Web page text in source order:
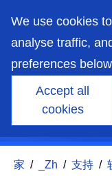
We use cookies
analyse traffic,
preferences
Accept all
cookies
main
content
Realis 模
家 / _Zh / 支持 /